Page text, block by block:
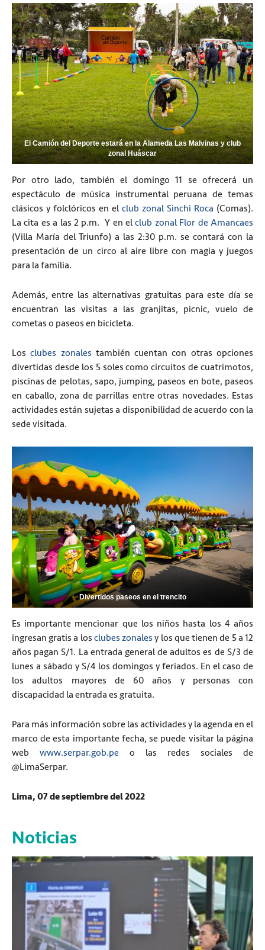
El Camión del Deporte estará en la Alameda Las Malvinas y club
zonal Huáscar
Por otro lado, también el domingo 11 se ofrecerá un
espectáculo de música instrumental peruana de temas
clásicos y folclóricos en el club zonal Sinchi Roca (Comas).
La cita es a las 2 p.m. Y en elclub zonal Flor de Amancaes
(Villa María del Triunfo) a las 2:30 p.m. se contará con la
presentación de un circo al aire libre con magia y juegos
para la familia.
Además, entre las alternativas gratuitas para este día se
encuentran las visitas a las granjitas, picnic, vuelo de
cometas o paseos en bicicleta.
Losclubes zonales también cuentan con otras opciones
divertidas desde los 5 soles como circuitos de cuatrimotos,
piscinas de pelotas, sapo, jumping, paseos en bote, paseos
en caballo, zona de parrillas entre otras novedades. Estas
actividades están sujetas a disponibilidad de acuerdo con la
sede visitada.
Divertidos paseos en el trencito
Es importante mencionar que los niños hasta los 4 años
ingresan gratis a los clubes zonales y los que tienen de 5 a 12
años pagan S/1. La entrada general de adultos es de S/3 de
lunes a sábado y S/4 los domingos y feriados. En el caso de
los adultos mayores de 60 años y personas con
discapacidad la entrada es gratuita.
Para más información sobre las actividades y la agenda en el
marco de esta importante fecha, se puede visitar la página
web www.serpar.gob.pe o las redes sociales de
@LimaSerpar.
Lima, 07 de septiembre del 2022
Noticias